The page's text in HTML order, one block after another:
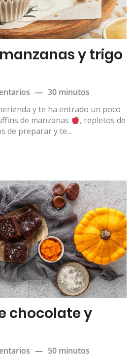
y trigo
— 30 minutos
y te ha entrado un poco
de manzanas
, repletos de
de preparar y te...
chocolate y
— 50 minutos